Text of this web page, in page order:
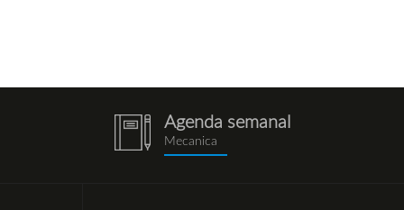
notebook
(1).png
Agenda semanal
Mecanica